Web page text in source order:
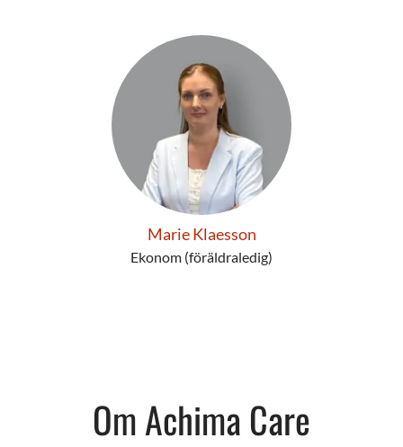
Marie Klaesson
Ekonom (föräldraledig)
Om Achima Care